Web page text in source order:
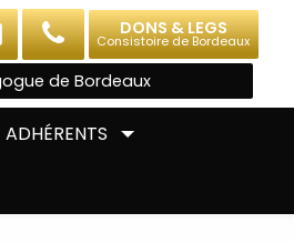
DONS & LEGS
Consistoire de Bordeaux
de Bordeaux
ADHÉRENTS